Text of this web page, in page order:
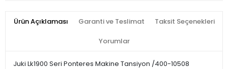
Ürün Açıklaması Garanti ve Teslimat Taksit Seçenekleri
Yorumlar
Juki Lk1900 Seri Ponteres Makine Tansiyon /400-10508